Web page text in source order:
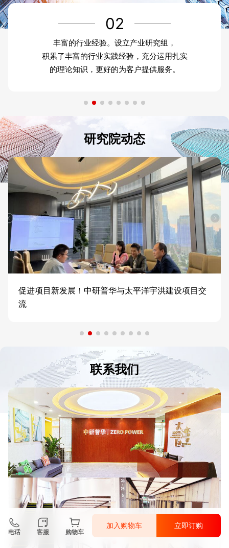
02
丰富的行业经验。设立产业研究组，
积累了丰富的行业实践经验，充分运用扎实
的理论知识，更好的为客户提供服务。
研究院动态
促进项目新发展！中研普华与太平洋宇洪建设项目交
流
联系我们
电话 客服 购物车
加入购物车 立即订购